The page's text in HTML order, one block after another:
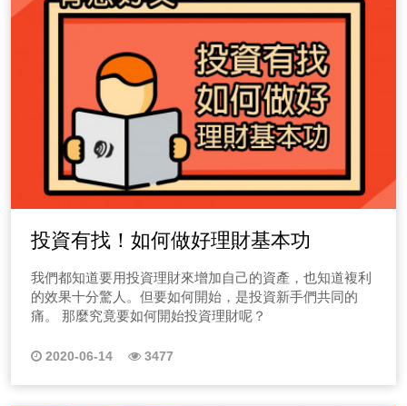
投資有找！如何做好理財基本功
我們都知道要用投資理財來增加自己的資產，也知道複利
的效果十分驚人。但要如何開始，是投資新手們共同的
痛。 那麼究竟要如何開始投資理財呢？
2020-06-14 3477